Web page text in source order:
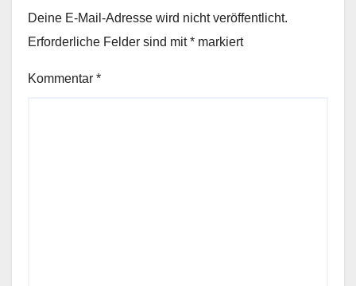
Deine E-Mail-Adresse wird nicht veröffentlicht.
Erforderliche Felder sind mit* markiert
Kommentar *